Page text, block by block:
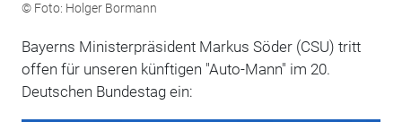
© Foto: Holger Bormann
Bayerns Ministerpräsident Markus Söder (CSU) tritt
offen für unseren künftigen "Auto-Mann" im 20.
Deutschen Bundestag ein: